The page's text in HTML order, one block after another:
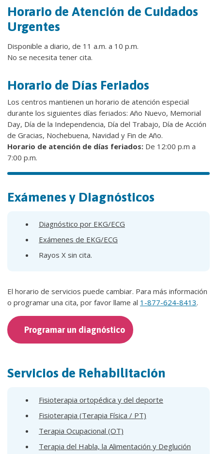
Horario de Atención de Cuidados
Urgentes
Disponible a diario, de 11 a.m. a 10 p.m.
No se necesita tener cita.
Horario de Días Feriados
Los centros mantienen un horario de atención especial
durante los siguientes días feriados: Año Nuevo, Memorial
Day, Día de la Independencia, Día del Trabajo, Día de Acción
de Gracias, Nochebuena, Navidad y Fin de Año.
Horario de atención de días feriados: De 12:00 p.m a
7:00 p.m.
Exámenes y Diagnósticos
Diagnóstico por EKG/ECG
Exámenes de EKG/ECG
Rayos X sin cita.
El horario de servicios puede cambiar. Para más información
o programar una cita, por favor llame al 1-877-624-8413.
Programar un diagnóstico
Servicios de Rehabilitación
Fisioterapia ortopédica y del deporte
Fisioterapia (Terapia Física / PT)
Terapia Ocupacional (OT)
Terapia del Habla, la Alimentación y Deglución